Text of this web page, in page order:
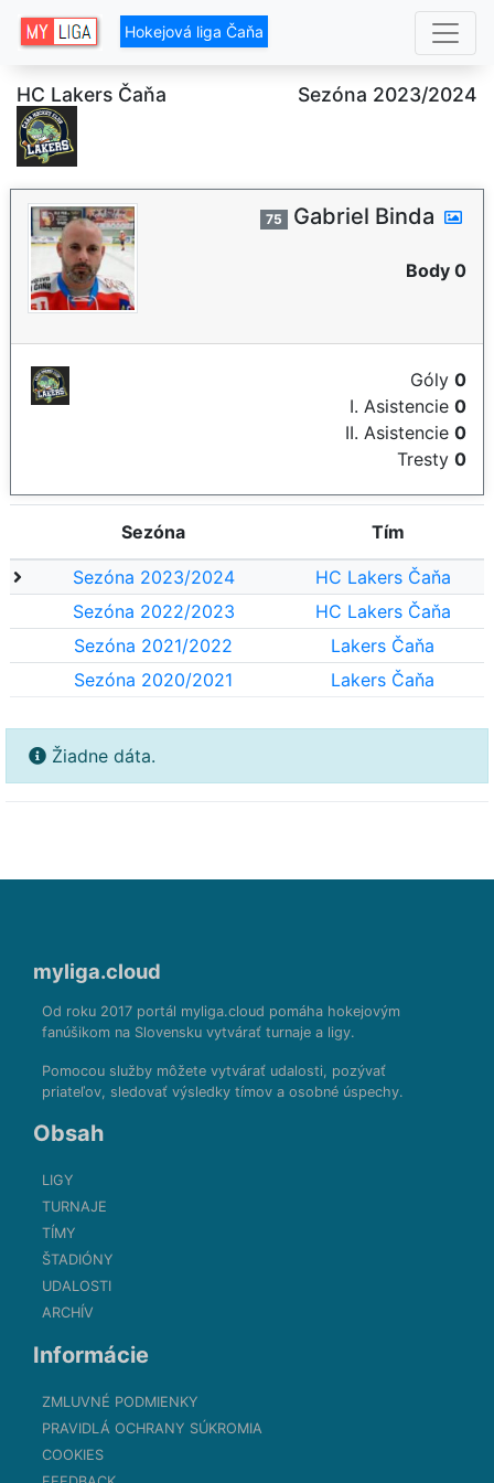
Hokejová liga Čaňa
HC Lakers Čaňa Sezóna 2023/2024
75 Gabriel Binda
Body 0
Góly 0
I. Asistencie 0
II. Asistencie 0
Tresty 0
Sezóna Tím
Sezóna 2023/2024
HC Lakers Čaňa
Sezóna 2022/2023
HC Lakers Čaňa
Sezóna 2021/2022
Lakers Čaňa
Sezóna 2020/2021
Lakers Čaňa
Žiadne dáta.
myliga.cloud
Od roku 2017 portál myliga.cloud pomáha hokejovým
fanúšikom na Slovensku vytvárať turnaje a ligy.
Pomocou služby môžete vytvárať udalosti, pozývať
priateľov, sledovať výsledky tímov a osobné úspechy.
Obsah
LIGY
TURNAJE
TÍMY
ŠTADIÓNY
UDALOSTI
ARCHÍV
Informácie
ZMLUVNÉ PODMIENKY
PRAVIDLÁ OCHRANY SÚKROMIA
COOKIES